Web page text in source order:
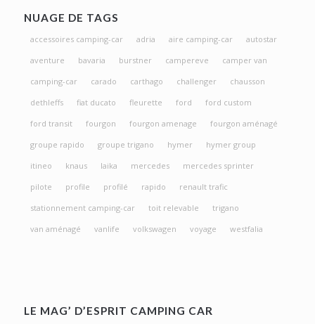
NUAGE DE TAGS
accessoires camping-car adria aire camping-car
autostar
aventure
bavaria burstner campereve
camper van
camping-car
carado carthago challenger
chausson
dethleffs
fiat ducato fleurette ford
ford custom
ford transit
fourgon fourgon amenage
fourgon aménagé
groupe rapido
groupe trigano hymer
hymer group
itineo
knaus laika mercedes
mercedes sprinter
pilote
profile profilé rapido
renault trafic
stationnement camping-car
toit relevable
trigano
van aménagé
vanlife volkswagen voyage westfalia
LE MAG’ D’ESPRIT CAMPING CAR